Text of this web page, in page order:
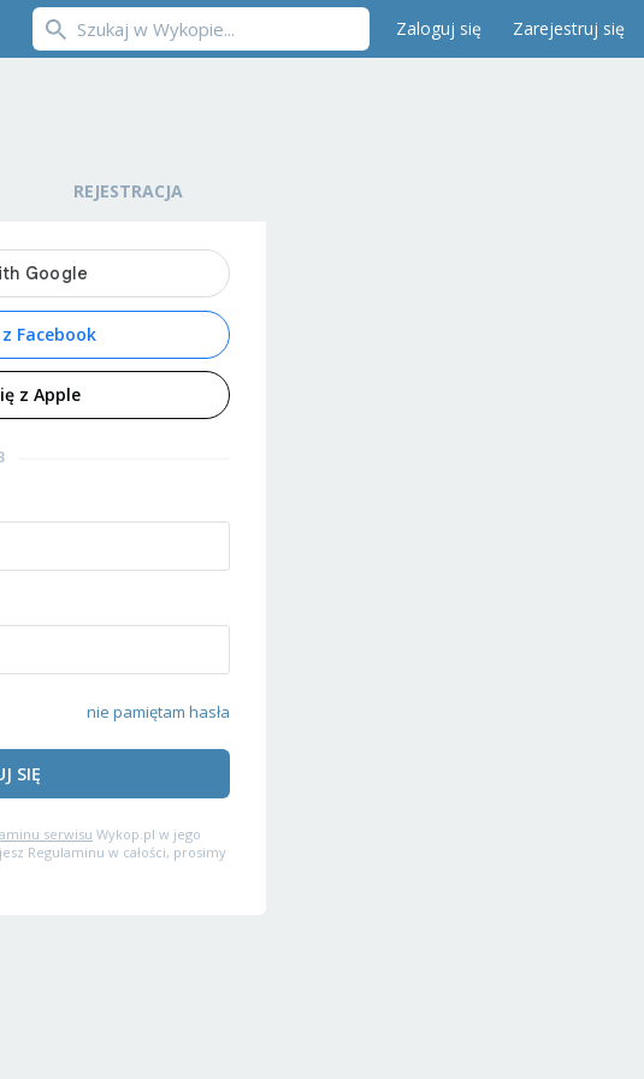
Zaloguj się Zarejestruj się
REJESTRACJA
Facebook
z Apple
nie pamiętam hasła
SIĘ
serwisu Wykop.pl w jego
Regulaminu w całości, prosimy